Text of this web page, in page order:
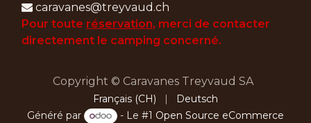
caravanes@treyvaud.ch
Pour toute réservation, merci de contacter
directement le camping concerné.
Copyright © Caravanes Treyvaud SA
Français (CH) |
Deutsch
Généré par
- Le #1 Open Source eCommerce